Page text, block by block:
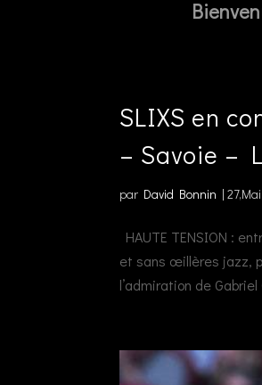
SLIXS en
– Savoie –
par David Bonnin |
HAUTE TENSION :
et sans œillères jazz,
l’admiration de Gabriel